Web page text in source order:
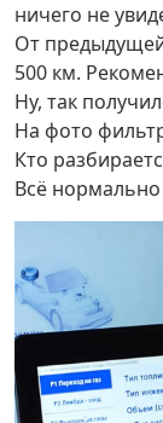
ничего не
От
500 км.
Ну, так
На фото
Кто
Всё нормально